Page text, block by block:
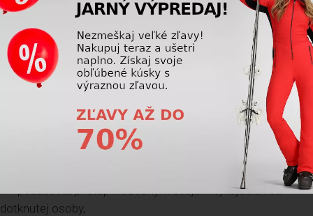
Prevádzkovateľ pri spracúvaní osobných údajov nevykonáva
profilovanie.
- požadovať prístup k osobným údajom týkajúcich sa
dotknutej osoby,